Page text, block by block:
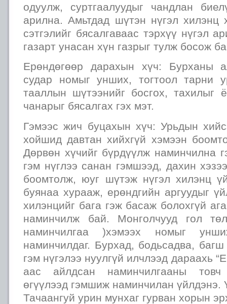
одуулж, суртгаалуудыг чандлан
арилна. Амьтдад шүтэн нүгэл хилэнц
сэтгэлийг бясалгаваас тэрхүү нүгэл
газарт унасан хүн газрыг тулж босож
Ерөндөгөөр дарахын хүч: Бурханы
судар номыг унших, тогтоол тарни
тааллын шүтээнийг босгох, тахилыг
чанарыг бясалгах гэх мэт.
Гэмээс жич буцахын хүч: Урьдын
хойшид давтан хийхгүй хэмээн
Дөрвөн хүчийг бүрдүүлж наминчилна
гэм нүглээ санан гэмшээд, дахин
боомтолж, юуг шүтэж нүгэл хилэнц
буянаа хурааж, ерөндгийн аргуудыг
хилэнцийг бага гэж басаж болохгүй
наминчилж бай. Монголчууд гол
наминчилгаа )хэмээх номыг
наминчилдаг. Бурхад, бодьсадва,
гэм нүгэлээ нуулгүй илчлээд дараахь
аас айлдсан наминчилгааны
өгүүлээд гэмшиж наминчилан үйлдэнэ.
Тачаангуй урин мунхаг гурван хорын